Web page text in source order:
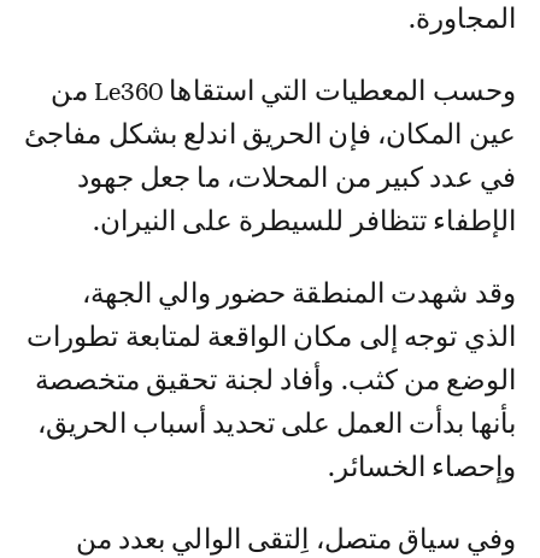
المجاورة.
وحسب المعطيات التي استقاها Le360 من
عين المكان، فإن الحريق اندلع بشكل مفاجئ
في عدد كبير من المحلات، ما جعل جهود
الإطفاء تتظافر للسيطرة على النيران.
وقد شهدت المنطقة حضور والي الجهة،
الذي توجه إلى مكان الواقعة لمتابعة تطورات
الوضع من كثب. وأفاد لجنة تحقيق متخصصة
بأنها بدأت العمل على تحديد أسباب الحريق،
وإحصاء الخسائر.
وفي سياق متصل، اِلتقى الوالي بعدد من